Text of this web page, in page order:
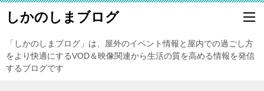
しかのしまブログ
「しかのしまブログ」は、屋外のイベント情報と屋内での過ごし方
をより快適にするVOD＆映像関連から生活の質を高める情報を発信
するブログです